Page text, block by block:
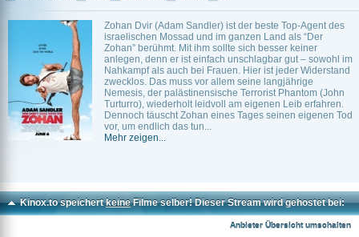
Zohan Dvir (Adam Sandler) ist der beste Top-Agent des
israelischen Mossad und im ganzen Land als “Der
Zohan” berühmt. Mit ihm sollte sich besser keiner
anlegen, denn er ist einfach unschlagbar gut – sowohl im
Nahkampf als auch bei Frauen. Hier ist jeder Widerstand
zwecklos. Das muss vor allem seine langjährige
Nemesis, der palästinensische Terrorist Phantom (John
Turturro), wiederholt leidvoll am eigenen Leib erfahren.
Dennoch täuscht Zohan eines Tages seinen eigenen Tod
vor, um endlich das tun...
Mehr zeigen...
Kinox.to speichertkeineFilme selber! Dieser Stream wird gehostet bei:
Anbieter Übersicht umschalten